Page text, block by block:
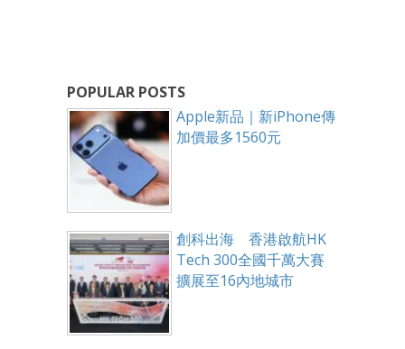
POPULAR POSTS
Apple新品｜新iPhone傳
加價最多1560元
創科出海 香港啟航HK
Tech 300全國千萬大賽
擴展至16內地城市